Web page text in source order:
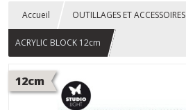
Accueil OUTILLAGES ET ACCESSOIRES
ACRYLIC BLOCK 12cm
12cm